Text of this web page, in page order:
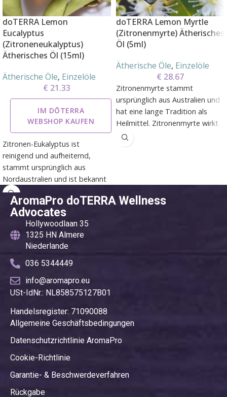
doTERRA Lemon
Eucalyptus
(Zitroneneukalyptus)
Ätherisches Öl (15ml)
Ätherische Öle, Einzelöle
€ 21.33
IM DŌTERRA
WEBSHOP KAUFEN
Zitronen-Eukalyptus ist
reinigend und aufheiternd,
stammt ursprünglich aus
Nordaustralien und ist bekannt
für sein erfrischendes, nach
Zitrone duftendes Aroma.
doTERRA Lemon Myrtle
(Zitronenmyrte) Ätherisches
Öl (5ml)
Ätherische Öle, Einzelöle
€ 28.67
Zitronenmyrte stammt
ursprünglich aus Australien und
hat eine lange Tradition als
Heilmittel. Zitronenmyrte wirkt
in erster Linie reinigend, fördert
aber auch Gefühle von
AromaPro doTERRA Wellness
Advocates
Hollywoodlaan 35
1325 HN Almere
Niederlande
036 5344449
info@aromapro.eu
USt-IdNr.: NL858575127B01
Handelsregister: 71090088
Allgemeine Geschäftsbedingungen
Datenschutzrichtlinie AromaPro
Cookie-Richtlinie
Garantie- & Beschwerdeverfahren
Rückgabe